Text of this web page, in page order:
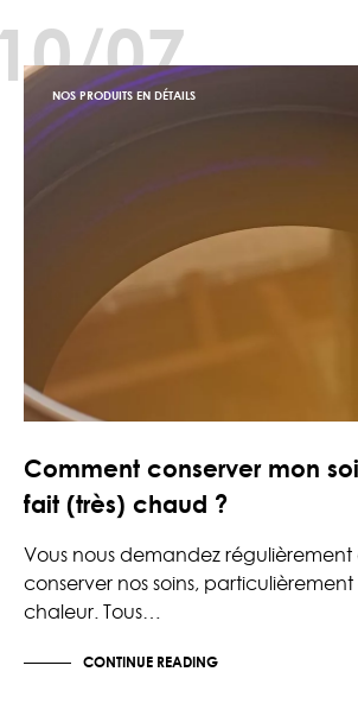
07
NOS PRODUITS EN DÉTAILS
Comment conserver mon
fait (très) chaud ?
Vous nous demandez
conserver nos soins,
chaleur. Tous…
CONTINUE READING